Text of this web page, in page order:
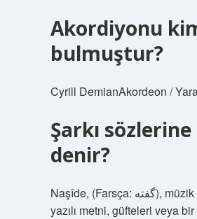
Akordiyonu
bulmuştur?
Cyrill DemianAkordeon /
Şarkı sözlerine
denir?
Naşîde, (Farsça: گفته), müzik eserlerinin
yazılı metni, güfteleri veya